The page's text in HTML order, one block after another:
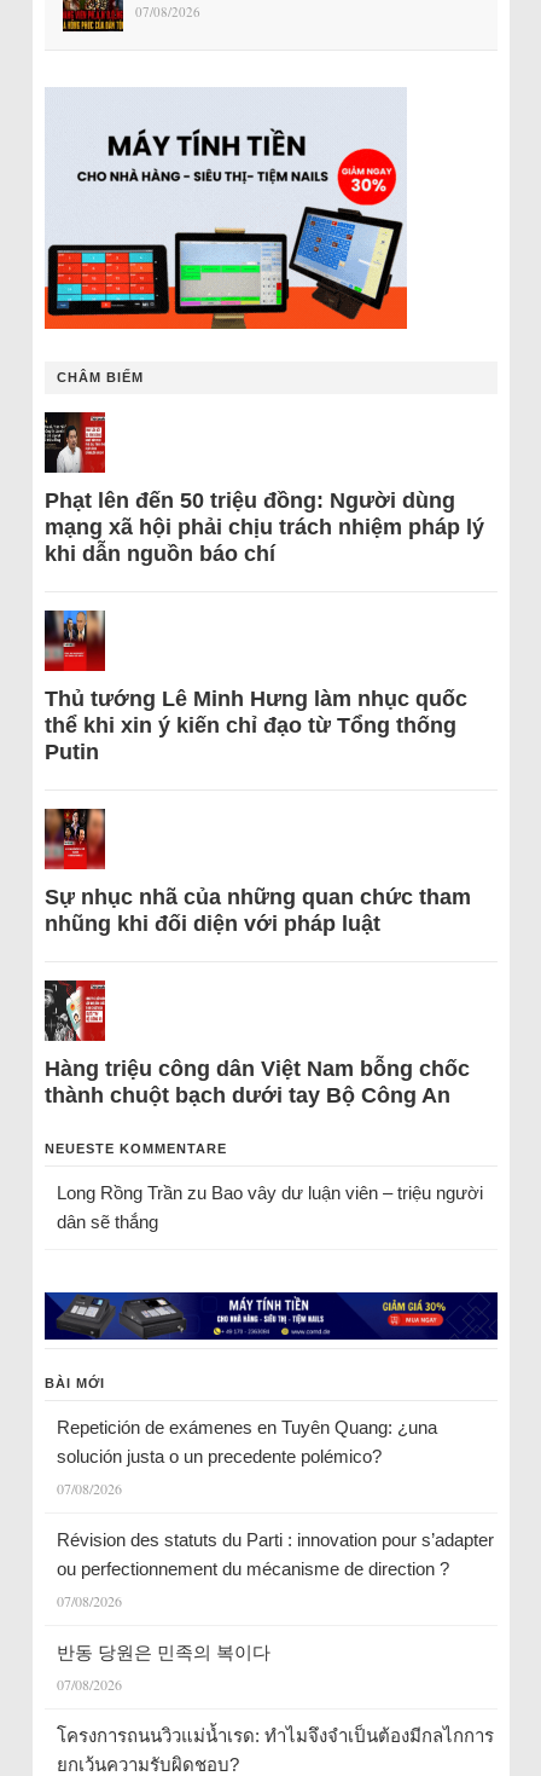
07/08/2026
CHÂM BIẾM
Phạt lên đến 50 triệu đồng: Người dùng
mạng xã hội phải chịu trách nhiệm pháp lý
khi dẫn nguồn báo chí
Thủ tướng Lê Minh Hưng làm nhục quốc
thể khi xin ý kiến chỉ đạo từ Tổng thống
Putin
Sự nhục nhã của những quan chức tham
nhũng khi đối diện với pháp luật
Hàng triệu công dân Việt Nam bỗng chốc
thành chuột bạch dưới tay Bộ Công An
NEUESTE KOMMENTARE
Long Rồng Trầnzu Bao vây dư luận viên – triệu người
dân sẽ thắng
BÀI MỚI
Repetición de exámenes en Tuyên Quang: ¿una
solución justa o un precedente polémico?
07/08/2026
Révision des statuts du Parti : innovation pour s’adapter
ou perfectionnement du mécanisme de direction ?
07/08/2026
반동 당원은 민족의 복이다
07/08/2026
โครงการถนนวิวแม่น้ำเรด: ทำไมจึงจำเป็นต้องมีกลไกการ
ยกเว้นความรับผิดชอบ?